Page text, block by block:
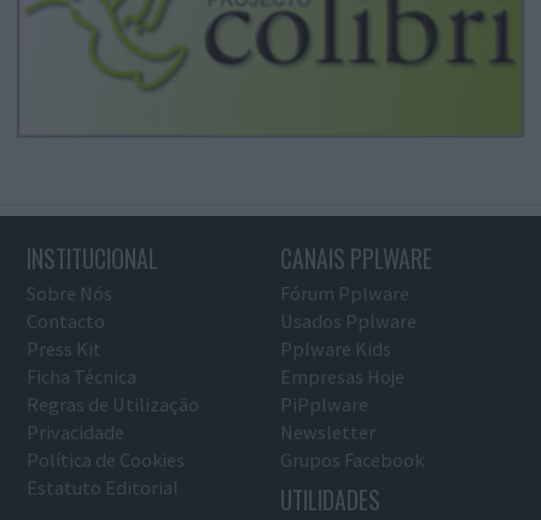
INSTITUCIONAL
Sobre Nós
Contacto
Press Kit
Ficha Técnica
Regras de Utilização
Privacidade
Política de Cookies
Estatuto Editorial
CANAIS PPLWARE
Fórum Pplware
Usados Pplware
Pplware Kids
Empresas Hoje
PiPplware
Newsletter
Grupos Facebook
UTILIDADES